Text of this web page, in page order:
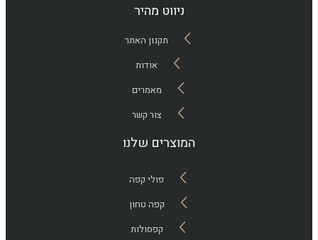
ניווט מהיר
תקנון האתר
אודות
מאמרים
צור קשר
המוצרים שלנו
פולי קפה
קפה טחון
קפסולות